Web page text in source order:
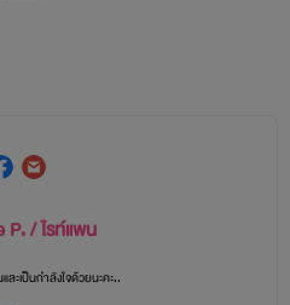
P. / ไรท์แพน
ะเป็นกำลังใจด้วยนะคะ..